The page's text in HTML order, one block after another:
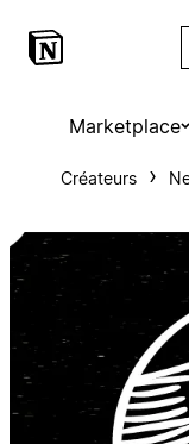
Marketplace
Créateurs